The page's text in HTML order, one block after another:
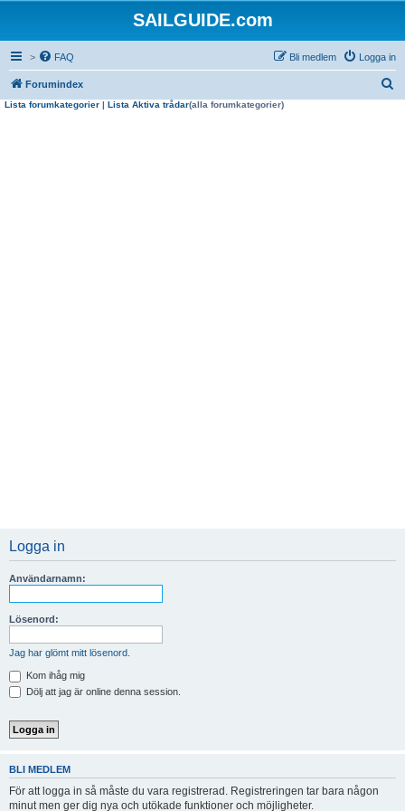
SAILGUIDE.com
> FAQ Logga in
Bli medlem
Forumindex
Lista forumkategorier | Lista Aktiva trådar(alla forumkategorier)
Logga in
Användarnamn:
Lösenord:
Jag har glömt mitt lösenord.
Kom ihåg mig
Dölj att jag är online denna session.
BLI MEDLEM
För att logga in så måste du vara registrerad. Registreringen tar bara någon
minut men ger dig nya och utökade funktioner och möjligheter.